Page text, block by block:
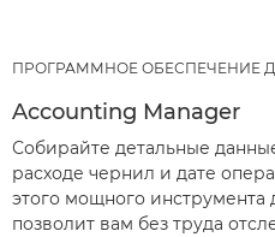
ПРОГРАММНОЕ ОБЕСПЕЧЕНИЕ
Accounting Manager
Собирайте детальные
расходе чернил и дате
этого мощного
позволит вам без труда